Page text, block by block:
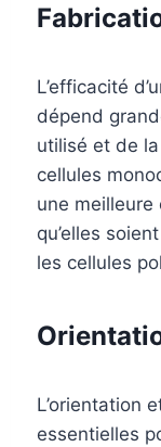
L’efficacité
dépend
utilisé et de
cellules
une
qu’elles
les cellules
L’orientation
essentielles